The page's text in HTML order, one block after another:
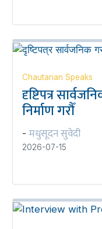
Chautarian Speaks
दृष्टिपत्र
निर्माण गरौँ
- मधुसूदन सुवेदी
2026-07-15